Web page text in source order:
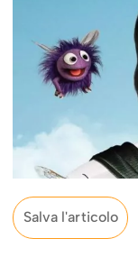
Salva l'articolo